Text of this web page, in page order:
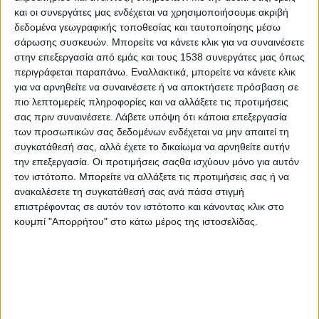
και οι συνεργάτες μας ενδέχεται να χρησιμοποιήσουμε ακριβή
δεδομένα γεωγραφικής τοποθεσίας και ταυτοποίησης μέσω
σάρωσης συσκευών. Μπορείτε να κάνετε κλικ για να συναινέσετε
στην επεξεργασία από εμάς και τους 1538 συνεργάτες μας όπως
περιγράφεται παραπάνω. Εναλλακτικά, μπορείτε να κάνετε κλικ
για να αρνηθείτε να συναινέσετε ή να αποκτήσετε πρόσβαση σε
πιο λεπτομερείς πληροφορίες και να αλλάξετε τις προτιμήσεις
σας πριν συναινέσετε. Λάβετε υπόψη ότι κάποια επεξεργασία
των προσωπικών σας δεδομένων ενδέχεται να μην απαιτεί τη
συγκατάθεσή σας, αλλά έχετε το δικαίωμα να αρνηθείτε αυτήν
την επεξεργασία. Οι προτιμήσεις σαςθα ισχύουν μόνο για αυτόν
τον ιστότοπο. Μπορείτε να αλλάξετε τις προτιμήσεις σας ή να
ανακαλέσετε τη συγκατάθεσή σας ανά πάσα στιγμή
επιστρέφοντας σε αυτόν τον ιστότοπο και κάνοντας κλικ στο
κουμπί "Απορρήτου" στο κάτω μέρος της ιστοσελίδας.
στο τέλος της οδογέφυρας στις 8,30, διασχίζουμε
την υπόλοιπη πεδιάδα, και, ανεβαίνοντας την
τελευταία πλαγιά των υψωμάτων που την
οριοθετούν από τον Βορρά, φθάνουμε στις 9,45 στο
Βραχώρι.»
Ο περιηγητής Πουκεβίλ μερικά χρόνια αργότερα,
γράφει ότι επρόκειτο για μια κατασκευή που
αποτελούνταν από 370 τόξα συνολικού μήκους 600
οργιών. Κατά τον ίδιο οι Έλληνες τα αποδίδουν
στους Νορμανδούς, ενώ οι τούρκοι στον
Σουλεϊμάν, ενώ ο ίδιος ο Πουκεβίλ δεν αποκλείει
την πιθανότητα να επρόκειτο για Ρωμαϊκή